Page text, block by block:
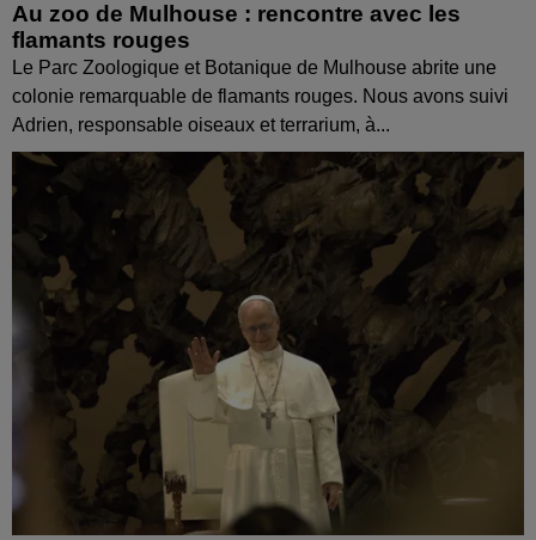
Au zoo de Mulhouse : rencontre avec les
flamants rouges
Le Parc Zoologique et Botanique de Mulhouse abrite une
colonie remarquable de flamants rouges. Nous avons suivi
Adrien, responsable oiseaux et terrarium, à...